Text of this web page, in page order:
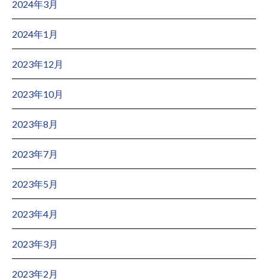
2024年3月
2024年1月
2023年12月
2023年10月
2023年8月
2023年7月
2023年5月
2023年4月
2023年3月
2023年2月